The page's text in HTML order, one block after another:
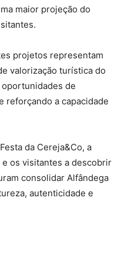
maior projeção do
projetos representam
valorização turística do
de
reforçando a capacidade
da Cereja&Co, a
os visitantes a descobrir
consolidar Alfândega
autenticidade e